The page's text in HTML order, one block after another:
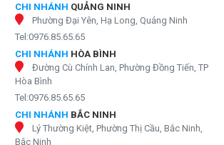
CHI NHÁNH QUẢNG NINH
Phường Đại Yên, Hạ Long, Quảng Ninh
Tel:0976.85.65.65
CHI NHÁNH HÒA BÌNH
Đường Cù Chính Lan, Phường Đồng Tiến, TP
Hòa Bình
Tel:0976.85.65.65
CHI NHÁNH BẮC NINH
Lý Thường Kiệt, Phường Thị Cầu, Bắc Ninh,
Bắc Ninh